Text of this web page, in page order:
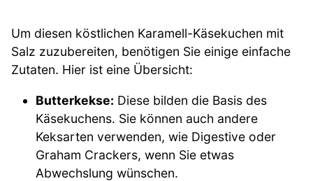
Um diesen köstlichen Karamell-Käsekuchen mit
Salz zuzubereiten, benötigen Sie einige einfache
Zutaten. Hier ist eine Übersicht:
Butterkekse: Diese bilden die Basis des
Käsekuchens. Sie können auch andere
Keksarten verwenden, wie Digestive oder
Graham Crackers, wenn Sie etwas
Abwechslung wünschen.